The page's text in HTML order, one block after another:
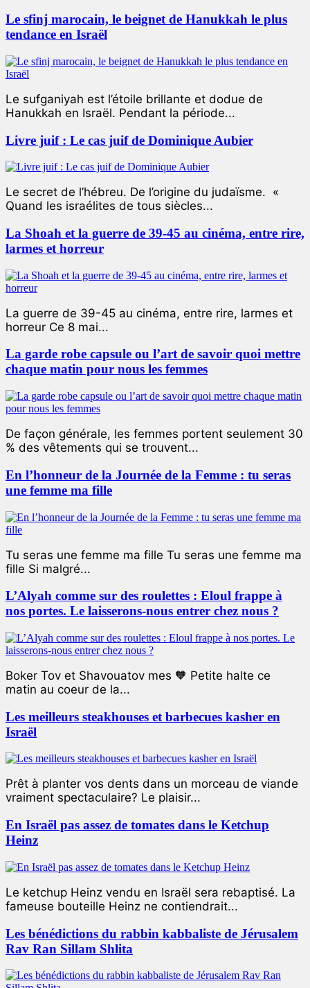
Le sfinj marocain, le beignet de Hanukkah le plus
tendance en Israël
Le sufganiyah est l’étoile brillante et dodue de
Hanukkah en Israël. Pendant la période...
Livre juif : Le cas juif de Dominique Aubier
Le secret de l’hébreu. De l’origine du judaïsme. «
Quand les israélites de tous siècles...
La Shoah et la guerre de 39-45 au cinéma, entre rire,
larmes et horreur
La guerre de 39-45 au cinéma, entre rire, larmes et
horreur Ce 8 mai...
La garde robe capsule ou l’art de savoir quoi mettre
chaque matin pour nous les femmes
De façon générale, les femmes portent seulement 30
% des vêtements qui se trouvent...
En l’honneur de la Journée de la Femme : tu seras
une femme ma fille
Tu seras une femme ma fille Tu seras une femme ma
fille Si malgré...
L’Alyah comme sur des roulettes : Eloul frappe à
nos portes. Le laisserons-nous entrer chez nous ?
Boker Tov et Shavouatov mes 🧡 Petite halte ce
matin au coeur de la...
Les meilleurs steakhouses et barbecues kasher en
Israël
Prêt à planter vos dents dans un morceau de viande
vraiment spectaculaire? Le plaisir...
En Israël pas assez de tomates dans le Ketchup
Heinz
Le ketchup Heinz vendu en Israël sera rebaptisé. La
fameuse bouteille Heinz ne contiendrait...
Les bénédictions du rabbin kabbaliste de Jérusalem
Rav Ran Sillam Shlita